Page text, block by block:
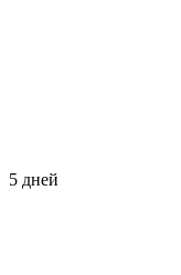
5 дней